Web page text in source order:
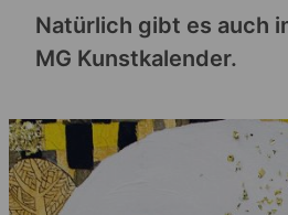
Natürlich gibt es auch
MG Kunstkalender.